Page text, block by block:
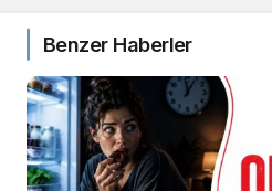
Benzer Haberler